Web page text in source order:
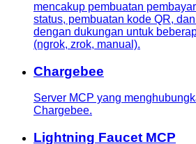
mencakup pembuatan
status, pembuatan kode QR,
dengan dukungan untuk
(ngrok, zrok, manual).
Chargebee
Server MCP yang
Chargebee.
Lightning Faucet MCP